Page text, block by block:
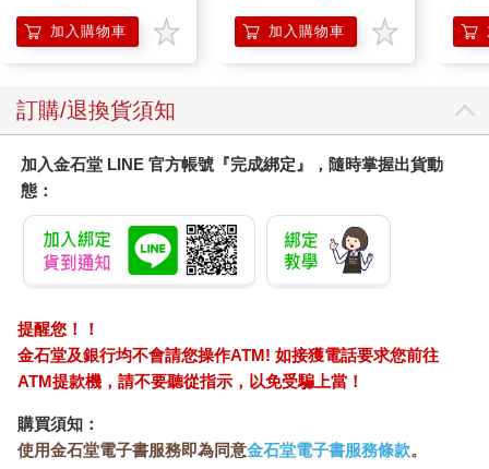
加入購物車 加入購物車
訂購/退換貨須知
加入金石堂 LINE 官方帳號『完成綁定』，隨時掌握出貨動
態：
提醒您！！
金石堂及銀行均不會請您操作ATM! 如接獲電話要求您前往
ATM提款機，請不要聽從指示，以免受騙上當！
購買須知：
使用金石堂電子書服務即為同意金石堂電子書服務條款。